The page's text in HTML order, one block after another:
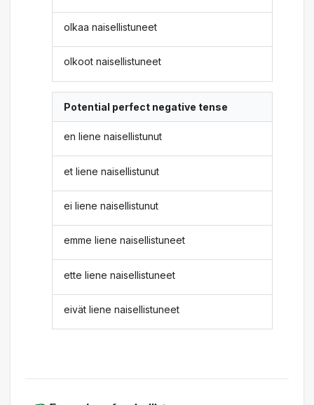
olkaa naisellistuneet
olkoot naisellistuneet
Potential perfect negative tense
en liene naisellistunut
et liene naisellistunut
ei liene naisellistunut
emme liene naisellistuneet
ette liene naisellistuneet
eivät liene naisellistuneet